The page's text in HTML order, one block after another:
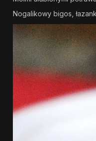
Nogalikowy bigos,